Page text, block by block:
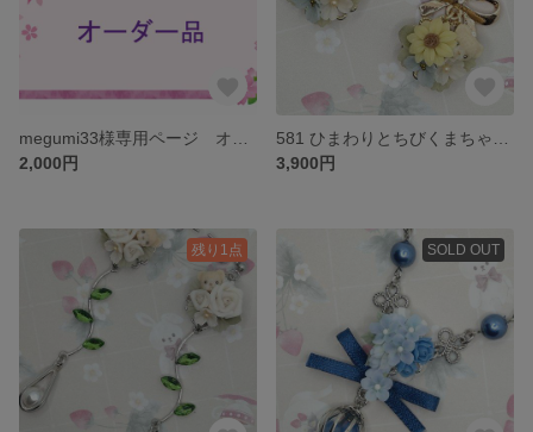
2,000円
3,900円
残り1点 SOLD OUT